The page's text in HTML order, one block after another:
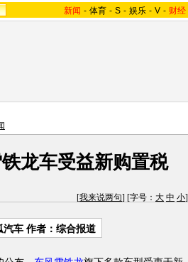
新闻 - 体育 - S - 娱乐 - V - 财经
龙车受益新购置税
[我来说两句] [字号： 大 中 小]
汽车 作者：综合报道